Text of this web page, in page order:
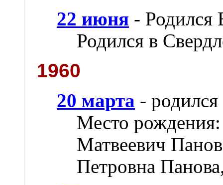
22 июня -
Родился в
1960
20 марта -
Место
Матвеевич
Петровна